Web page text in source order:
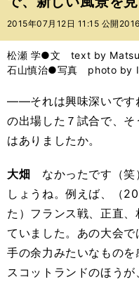
ル
バ
2015年07月12日 11:15 公開
松瀬 学●文 text by
石山慎治●写真 photo by
――それは興味深いです
の出場した７試合で、
はありましたか。
大畑 なかったです（笑
しょうね。例えば、（
た）フランス戦、正直
ていました。あの大会
手の余力みたいなもの
スコットランドのほう